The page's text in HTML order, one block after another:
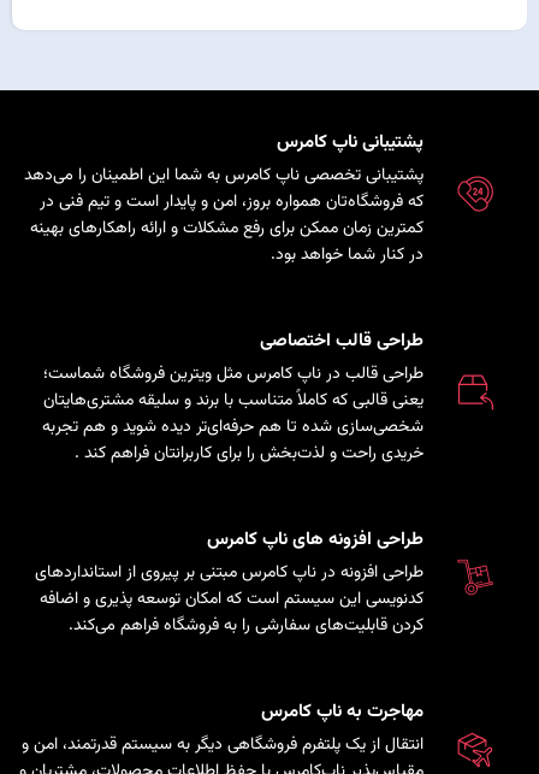
پشتیبانی ناپ کامرس
پشتیبانی تخصصی ناپ کامرس به شما این اطمینان را می‌دهد
که فروشگاه‌تان همواره بروز، امن و پایدار است و تیم فنی در
کمترین زمان ممکن برای رفع مشکلات و ارائه راهکارهای بهینه
در کنار شما خواهد بود.
طراحی قالب اختصاصی
طراحی قالب در ناپ کامرس مثل ویترین فروشگاه شماست؛
یعنی قالبی که کاملاً متناسب با برند و سلیقه مشتری‌هایتان
شخصی‌سازی شده تا هم حرفه‌ای‌تر دیده شوید و هم تجربه
خریدی راحت و لذت‌بخش را برای کاربرانتان فراهم کند .
طراحی افزونه های ناپ کامرس
طراحی افزونه در ناپ کامرس مبتنی بر پیروی از استانداردهای
کدنویسی این سیستم است که امکان توسعه پذیری و اضافه
کردن قابلیت‌های سفارشی را به فروشگاه فراهم می‌کند.
مهاجرت به ناپ کامرس
انتقال از یک پلتفرم فروشگاهی دیگر به سیستم قدرتمند، امن و